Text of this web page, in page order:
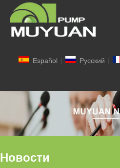
Español | Pусский |
Новости